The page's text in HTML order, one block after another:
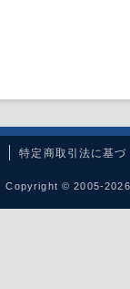
特定商取引法に基づ
Copyright © 2005-